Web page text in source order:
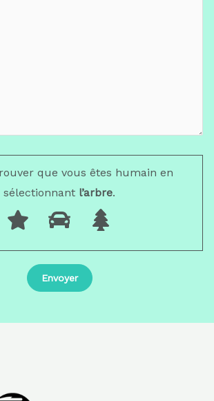
que vous êtes humain en
sélectionnant l’arbre.